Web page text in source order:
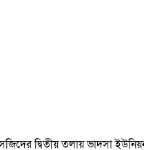
দ্বিতীয় তলায় ভাদসা